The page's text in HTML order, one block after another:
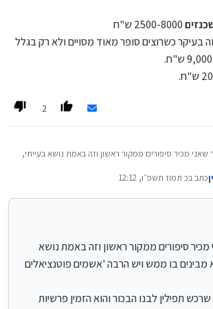
בעיקר כשרוצים סופר מאוד מסויים ולא רק בגלל
2
שאני מכיר סיפורים ממקור ראשון וזה באמת נושא בעייתי,
בו ממש ויש הרבה 'אשמים פוטנציאלים באמצע'.
חבר שרכש תפילין לבנו הבכור והוא הזמין פרשיות מהודרות
כתב בכ תמוז תשפ״ו, 12:12
נערך לאחרונה על ידי
מכיר סיפורים ממקור ראשון וזה באמת נושא
מבינים בו ממש ויש הרבה 'אשמים פוטנציאלים
תפילין לבנו הבכור והוא הזמין פרשיות